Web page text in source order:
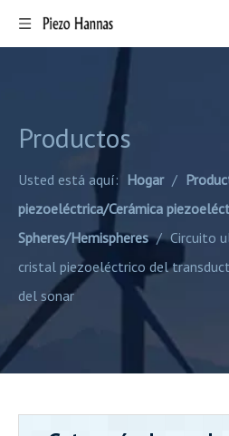
Productos
Usted está aquí: Hogar /
piezoeléctrica/Cerámica
Spheres/Hemispheres / Circuito
cristal piezoeléctrico del
del sonar